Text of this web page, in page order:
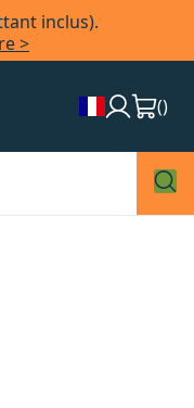
inclus).
>
()